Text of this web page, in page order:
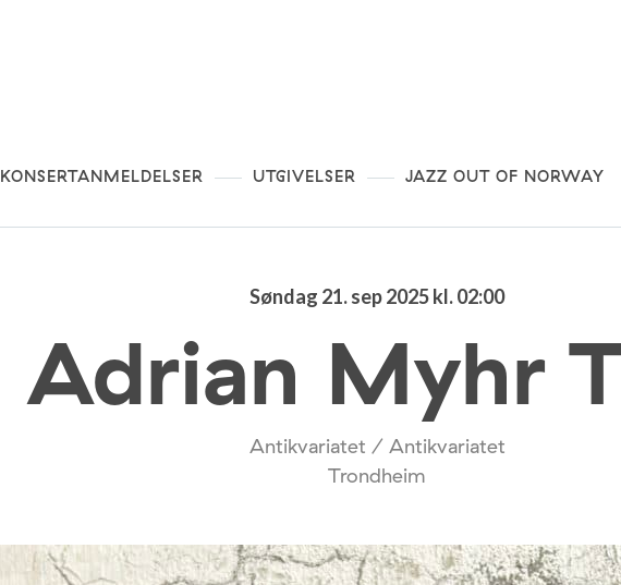
KONSERTANMELDELSER UTGIVELSER JAZZ OUT OF NORWAY
Søndag 21. sep 2025 kl. 02:00
Adrian Myhr
Antikvariatet / Antikvariatet
Trondheim